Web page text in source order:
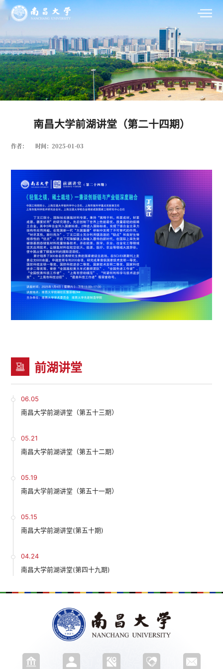
南昌大学前湖讲堂（第二十四期）
作者： 时间：2025-01-03
前湖讲堂
06.05
南昌大学前湖讲堂（第五十三期）
05.21
南昌大学前湖讲堂（第五十二期）
05.19
南昌大学前湖讲堂（第五十一期）
05.15
南昌大学前湖讲堂(第五十期)
04.24
南昌大学前湖讲堂(第四十九期)